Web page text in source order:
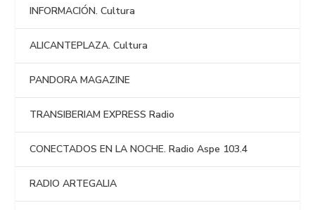
INFORMACIÓN. Cultura
ALICANTEPLAZA. Cultura
PANDORA MAGAZINE
TRANSIBERIAM EXPRESS Radio
CONECTADOS EN LA NOCHE. Radio Aspe 103.4
RADIO ARTEGALIA